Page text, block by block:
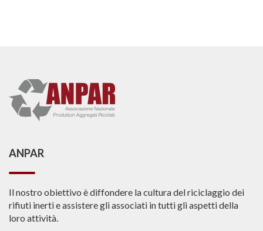
ANPAR
Il nostro obiettivo è diffondere la cultura del riciclaggio dei
rifiuti inerti e assistere gli associati in tutti gli aspetti della
loro attività.